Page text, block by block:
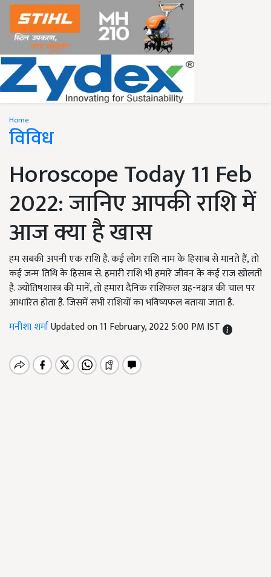
Home
विविध
Horoscope Today 11 Feb
2022: जानिए आपकी राशि में
आज क्या है खास
हम सबकी अपनी एक राशि है. कई लोग राशि नाम के हिसाब से मानते हैं, तो
कई जन्म तिथि के हिसाब से. हमारी राशि भी हमारे जीवन के कई राज खोलती
है. ज्योतिषशास्त्र की मानें, तो हमारा दैनिक राशिफल ग्रह-नक्षत्र की चाल पर
आधारित होता है. जिसमें सभी राशियों का भविष्यफल बताया जाता है.
मनीशा शर्माUpdated on 11 February, 2022 5:00 PM IST